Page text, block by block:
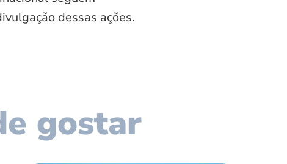
dessas ações.
gostar